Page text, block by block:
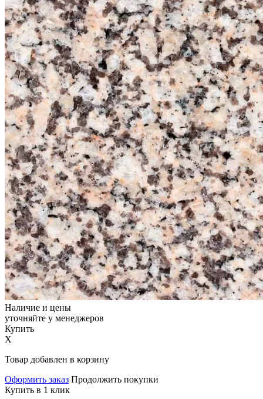
Наличие и цены
уточняйте у менеджеров
Купить
X
Товар добавлен в корзину
Оформить заказ Продолжить покупки
Купить в 1 клик